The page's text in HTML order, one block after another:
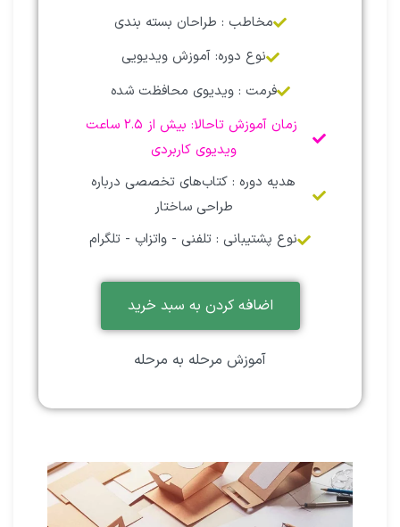
مخاطب : طراحان بسته بندی
نوع دوره: آموزش ویدیویی
فرمت : ویدیوی محافظت شده
‌ ‌زمان آموزش تاحالا: بیش از ۲.۵ ساعت
ویدیوی کاربردی
هدیه دوره : کتاب‌های تخصصی درباره
طراحی ساختار
نوع پشتیبانی : تلفنی - واتزاپ - تلگرام
اضافه کردن به سبد خرید
آموزش مرحله به مرحله